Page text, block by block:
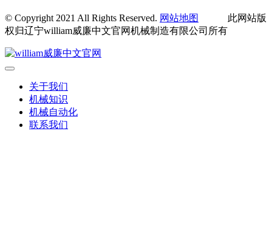
© Copyright 2021 All Rights Reserved. 网站地图
此网站版
权归辽宁william威廉中文官网机械制造有限公司所有
关于我们
机械知识
机械自动化
联系我们